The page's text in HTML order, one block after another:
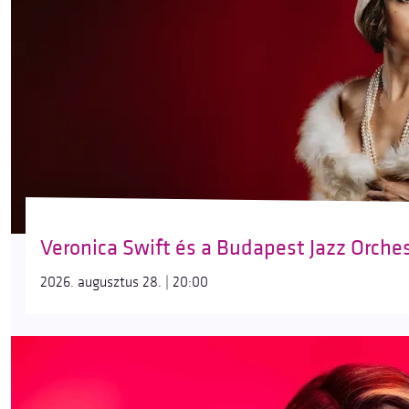
Veronica Swift és a Budapest Jazz
2026. augusztus 28. | 20:00